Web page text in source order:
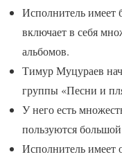
Исполнитель имеет
включает в себя
альбомов.
Тимур Муцураев
группы «Песни и
У него есть
пользуются
Исполнитель